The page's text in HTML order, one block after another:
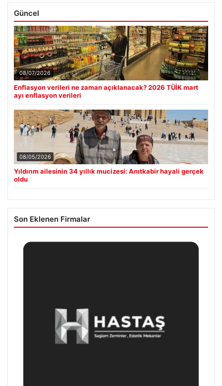
Güncel
08/07/2026
Enflasyon verileri ne zaman açıklanacak? 2026 TÜİK mart
ayı enflasyon verileri
08/05/2026
Yıldırım ailesinin 34 yıllık mucizesi: Anıtkabir hayali gerçek
oldu
Son Eklenen Firmalar